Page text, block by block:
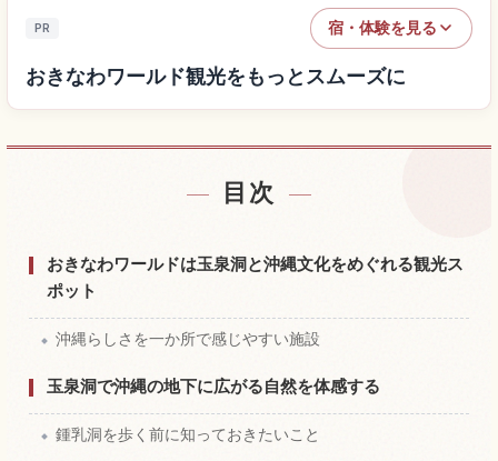
PR 宿・体験を見る
おきなわワールド観光をもっとスムーズに
おきなわワールド付近の宿を探す
おきなわワールドの体験を探す↗
目次
おきなわワールドは玉泉洞と沖縄文化をめぐれる観光ス
ポット
沖縄らしさを一か所で感じやすい施設
玉泉洞で沖縄の地下に広がる自然を体感する
鍾乳洞を歩く前に知っておきたいこと